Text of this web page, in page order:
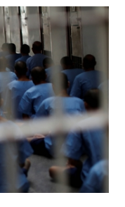
LINE EMAIL